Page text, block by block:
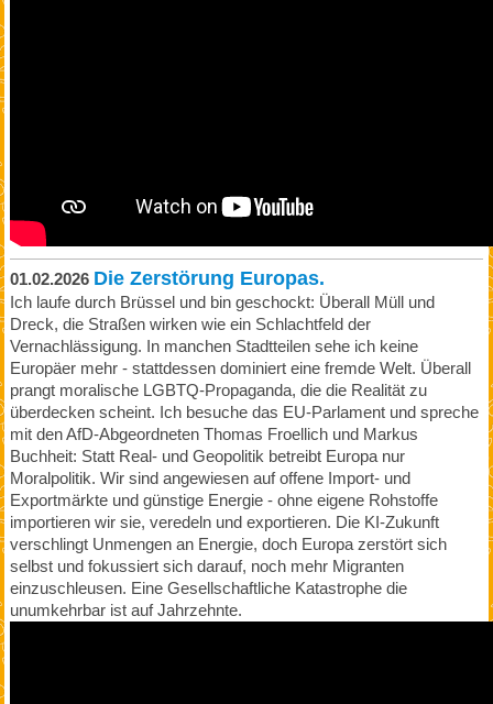
01.02.2026 Die Zerstörung Europas.
Ich laufe durch Brüssel und bin geschockt: Überall Müll und
Dreck, die Straßen wirken wie ein Schlachtfeld der
Vernachlässigung. In manchen Stadtteilen sehe ich keine
Europäer mehr - stattdessen dominiert eine fremde Welt. Überall
prangt moralische LGBTQ-Propaganda, die die Realität zu
überdecken scheint. Ich besuche das EU-Parlament und spreche
mit den AfD-Abgeordneten Thomas Froellich und Markus
Buchheit: Statt Real- und Geopolitik betreibt Europa nur
Moralpolitik. Wir sind angewiesen auf offene Import- und
Exportmärkte und günstige Energie - ohne eigene Rohstoffe
importieren wir sie, veredeln und exportieren. Die KI-Zukunft
verschlingt Unmengen an Energie, doch Europa zerstört sich
selbst und fokussiert sich darauf, noch mehr Migranten
einzuschleusen. Eine Gesellschaftliche Katastrophe die
unumkehrbar ist auf Jahrzehnte.